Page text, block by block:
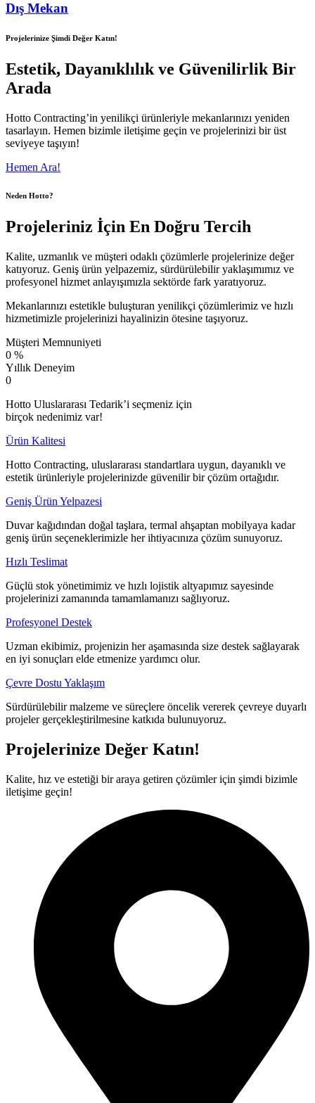
Dış Mekan
Projelerinize Şimdi Değer Katın!
Estetik, Dayanıklılık ve Güvenilirlik Bir
Arada
Hotto Contracting’in yenilikçi ürünleriyle mekanlarınızı yeniden
tasarlayın. Hemen bizimle iletişime geçin ve projelerinizi bir üst
seviyeye taşıyın!
Hemen Ara!
Neden Hotto?
Projeleriniz İçin En Doğru Tercih
Kalite, uzmanlık ve müşteri odaklı çözümlerle projelerinize değer
katıyoruz. Geniş ürün yelpazemiz, sürdürülebilir yaklaşımımız ve
profesyonel hizmet anlayışımızla sektörde fark yaratıyoruz.
Mekanlarınızı estetikle buluşturan yenilikçi çözümlerimiz ve hızlı
hizmetimizle projelerinizi hayalinizin ötesine taşıyoruz.
Müşteri Memnuniyeti
0 %
Yıllık Deneyim
0
Hotto Uluslararası Tedarik’i seçmeniz için
birçok nedenimiz var!
Ürün Kalitesi
Hotto Contracting, uluslararası standartlara uygun, dayanıklı ve
estetik ürünleriyle projelerinizde güvenilir bir çözüm ortağıdır.
Geniş Ürün Yelpazesi
Duvar kağıdından doğal taşlara, termal ahşaptan mobilyaya kadar
geniş ürün seçeneklerimizle her ihtiyacınıza çözüm sunuyoruz.
Hızlı Teslimat
Güçlü stok yönetimimiz ve hızlı lojistik altyapımız sayesinde
projelerinizi zamanında tamamlamanızı sağlıyoruz.
Profesyonel Destek
Uzman ekibimiz, projenizin her aşamasında size destek sağlayarak
en iyi sonuçları elde etmenize yardımcı olur.
Çevre Dostu Yaklaşım
Sürdürülebilir malzeme ve süreçlere öncelik vererek çevreye duyarlı
projeler gerçekleştirilmesine katkıda bulunuyoruz.
Projelerinize Değer Katın!
Kalite, hız ve estetiği bir araya getiren çözümler için şimdi bizimle
iletişime geçin!